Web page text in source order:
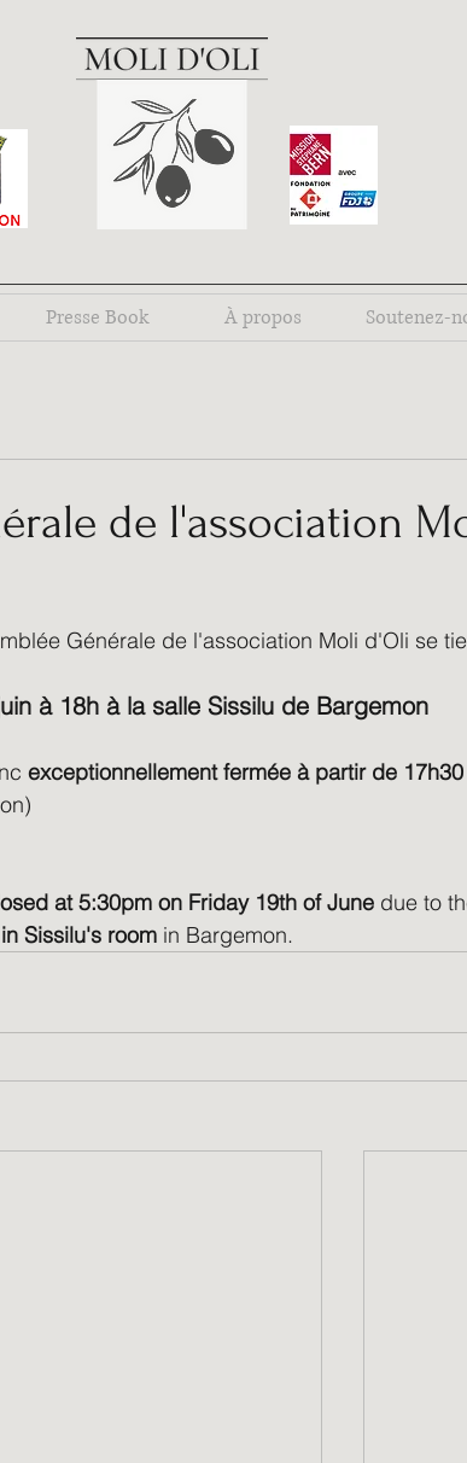
Presse Book À propos Soutenez-
de l'association
Générale de l'association Moli d'Oli se
à 18h à la salle Sissilu de Bargemon
exceptionnellement fermée à partir de 17h30
at 5:30pm on Friday 19th of June due to
Sissilu's room in Bargemon.